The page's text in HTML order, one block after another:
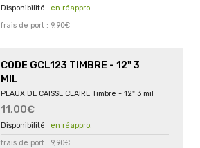
en réappro.
frais de port : 9,90€
CODE GCL123 TIMBRE - 12" 3
MIL
PEAUX DE CAISSE CLAIRE Timbre - 12" 3 mil
11,00€
en réappro.
frais de port : 9,90€